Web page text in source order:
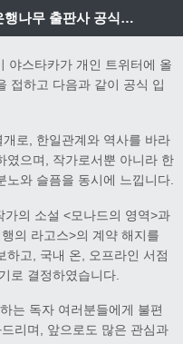
쓰쓰이 야스타카 망언에 관한 은행나무 출판사 공식입장
야스타카가 개인 트위터에 올
접하고 다음과 같이 공식 입
로, 한일관계와 역사를 바라
였으며, 작가로서뿐 아니라 한
와 슬픔을 동시에 느낍니다.
의 소설 <모나드의 영역>과
의 라고스>의 계약 해지를
하고, 국내 온, 오프라인 서점
로 결정하였습니다.
는 독자 여러분들에게 불편
리며, 앞으로도 많은 관심과